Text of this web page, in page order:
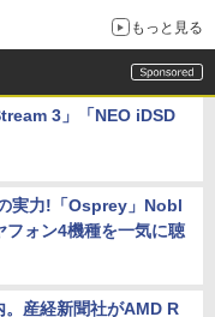
もっと見る
3」「NEO iDSD
実力!「Osprey」Nobl
ォン4機種を一気に聴
。産経新聞社がAMD R